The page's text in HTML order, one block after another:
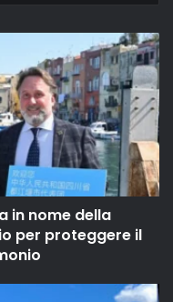
in nome della
per proteggere il